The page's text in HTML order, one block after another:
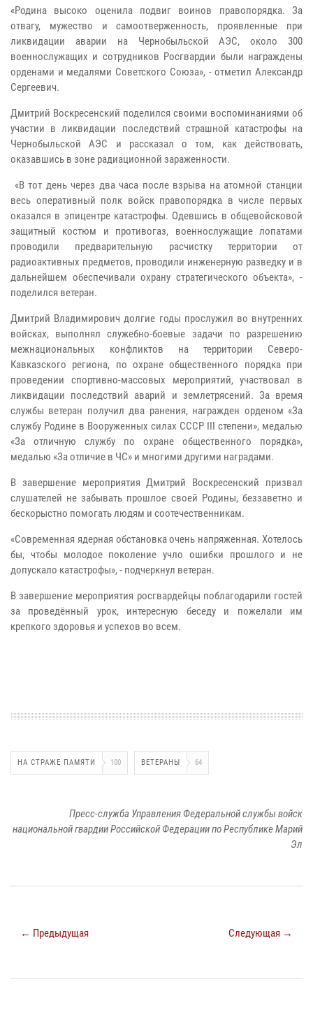
«Родина высоко оценила подвиг воинов правопорядка. За
отвагу, мужество и самоотверженность, проявленные при
ликвидации аварии на Чернобыльской АЭС, около 300
военнослужащих и сотрудников Росгвардии были награждены
орденами и медалями Советского Союза», - отметил Александр
Сергеевич.
Дмитрий Воскресенский поделился своими воспоминаниями об
участии в ликвидации последствий страшной катастрофы на
Чернобыльской АЭС и рассказал о том, как действовать,
оказавшись в зоне радиационной зараженности.
«В тот день через два часа после взрыва на атомной станции
весь оперативный полк войск правопорядка в числе первых
оказался в эпицентре катастрофы. Одевшись в общевойсковой
защитный костюм и противогаз, военнослужащие лопатами
проводили предварительную расчистку территории от
радиоактивных предметов, проводили инженерную разведку и в
дальнейшем обеспечивали охрану стратегического объекта», -
поделился ветеран.
Дмитрий Владимирович долгие годы прослужил во внутренних
войсках, выполнял служебно-боевые задачи по разрешению
межнациональных конфликтов на территории Северо-
Кавказского региона, по охране общественного порядка при
проведении спортивно-массовых мероприятий, участвовал в
ликвидации последствий аварий и землетрясений. За время
службы ветеран получил два ранения, награжден орденом «За
службу Родине в Вооруженных силах СССР III степени», медалью
«За отличную службу по охране общественного порядка»,
медалью «За отличие в ЧС» и многими другими наградами.
В завершение мероприятия Дмитрий Воскресенский призвал
слушателей не забывать прошлое своей Родины, беззаветно и
бескорыстно помогать людям и соотечественникам.
«Современная ядерная обстановка очень напряженная. Хотелось
бы, чтобы молодое поколение учло ошибки прошлого и не
допускало катастрофы», - подчеркнул ветеран.
В завершение мероприятия росгвардейцы поблагодарили гостей
за проведённый урок, интересную беседу и пожелали им
крепкого здоровья и успехов во всем.
НА СТРАЖЕ ПАМЯТИ 100 ВЕТЕРАНЫ 64
Пресс-служба Управления Федеральной службы войск
национальной гвардии Российской Федерации по Республике Марий
Эл
← Предыдущая Следующая →